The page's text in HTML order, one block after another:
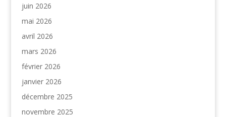
juin 2026
mai 2026
avril 2026
mars 2026
février 2026
janvier 2026
décembre 2025
novembre 2025